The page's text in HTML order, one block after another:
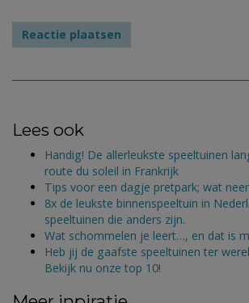
Lees ook
Handig! De allerleukste speeltuinen
route du soleil in Frankrijk
Tips voor een dagje pretpark; wat
8x de leukste binnenspeeltuin in
speeltuinen die anders zijn.
Wat schommelen je leert…, en dat is
Heb jij de gaafste speeltuinen ter
Bekijk nu onze top 10!